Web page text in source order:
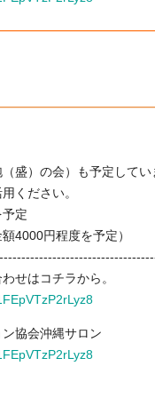
盛）の会）も予定して
ください。
予定
4000円程度を予定）
せはコチラから。
協会沖縄サロン